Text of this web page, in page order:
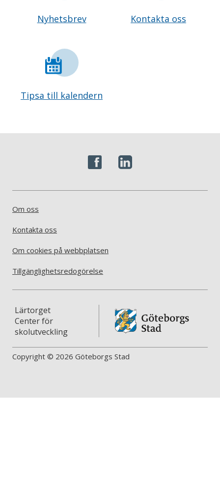
Nyhetsbrev Kontakta oss
Tipsa till kalendern
Om oss
Kontakta oss
Om cookies på webbplatsen
Tillgänglighetsredogörelse
Lärtorget
Center för
skolutveckling
Copyright © 2026 Göteborgs Stad